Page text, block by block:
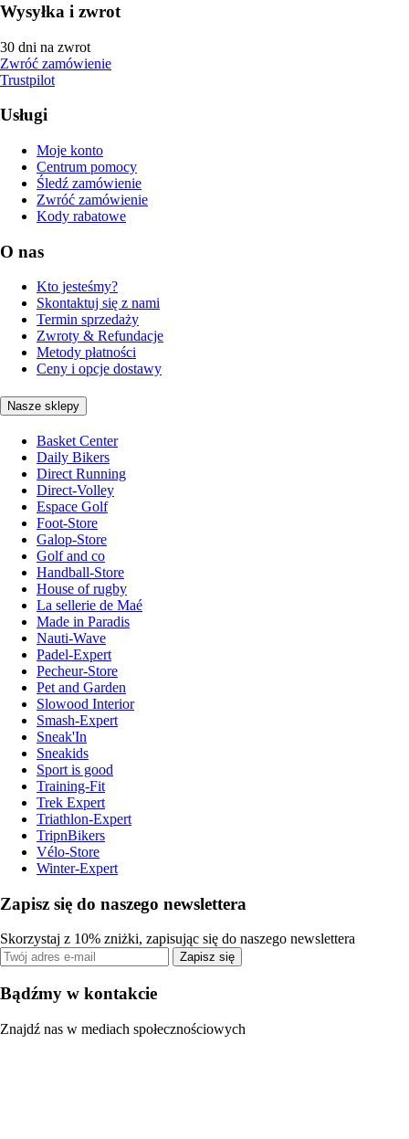
Wysyłka i zwrot
30 dni na zwrot
Zwróć zamówienie
Trustpilot
Usługi
Moje konto
Centrum pomocy
Śledź zamówienie
Zwróć zamówienie
Kody rabatowe
O nas
Kto jesteśmy?
Skontaktuj się z nami
Termin sprzedaży
Zwroty & Refundacje
Metody płatności
Ceny i opcje dostawy
Nasze sklepy
Basket Center
Daily Bikers
Direct Running
Direct-Volley
Espace Golf
Foot-Store
Galop-Store
Golf and co
Handball-Store
House of rugby
La sellerie de Maé
Made in Paradis
Nauti-Wave
Padel-Expert
Pecheur-Store
Pet and Garden
Slowood Interior
Smash-Expert
Sneak'In
Sneakids
Sport is good
Training-Fit
Trek Expert
Triathlon-Expert
TripnBikers
Vélo-Store
Winter-Expert
Zapisz się do naszego newslettera
Skorzystaj z 10% zniżki, zapisując się do naszego newslettera
Zapisz się
Bądźmy w kontakcie
Znajdź nas w mediach społecznościowych